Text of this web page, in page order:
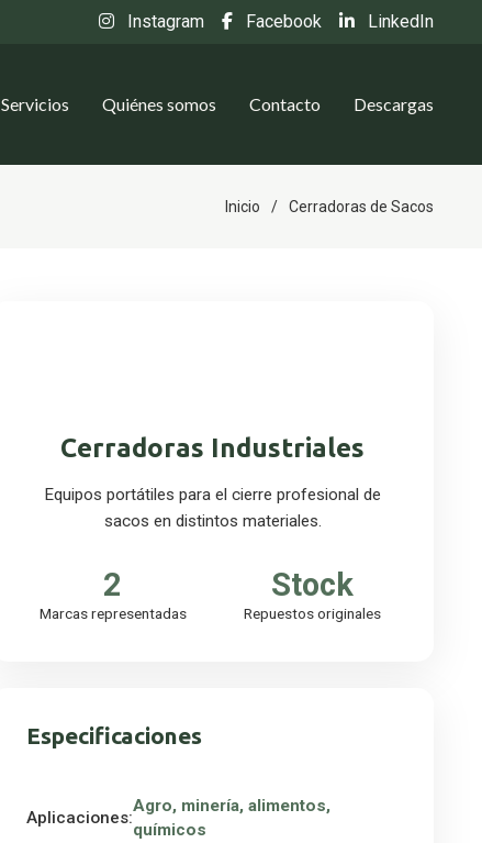
Instagram Facebook LinkedIn
Servicios Quiénes somos Contacto Descargas
Inicio Cerradoras de Sacos
Cerradoras Industriales
Equipos portátiles para el cierre profesional de
sacos en distintos materiales.
2
Marcas representadas
Stock
Repuestos originales
Especificaciones
Aplicaciones:
Agro, minería, alimentos,
químicos